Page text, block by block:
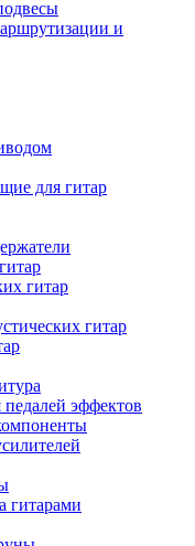
и
для гитар
гитар
гитар
эффектов
гитарами